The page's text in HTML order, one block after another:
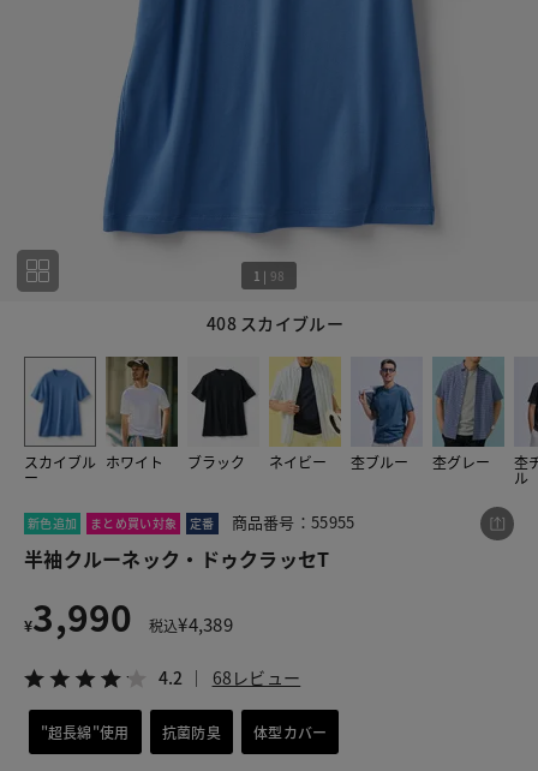
408 スカイブルー
1 | 98
スカイブル
ー
ホワイト ブラック ネイビー 杢ブルー 杢グレー 杢
ル
98
新色追加 まとめ買い対象 定番 商品番号：55955
半袖クルーネック・ドゥクラッセT
¥3,990 税込¥4,389
4.2 68レビュー
"超長綿"使用 抗菌防臭 体型カバー
この商品をシェアする
半袖クルーネック・ドゥクラッセT
¥3,990
税込¥4,389
LINE X メール